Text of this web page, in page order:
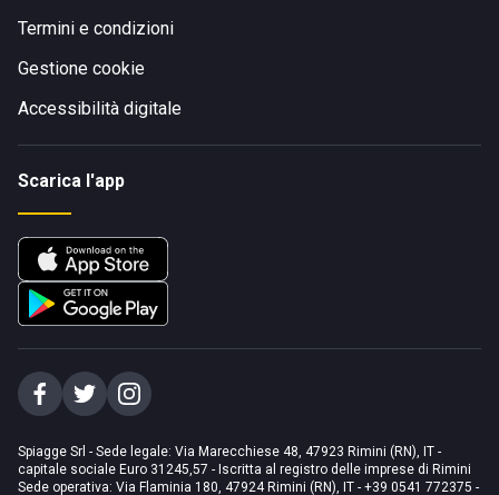
Termini e condizioni
Gestione cookie
Accessibilità digitale
Scarica l'app
Spiagge Srl - Sede legale: Via Marecchiese 48, 47923 Rimini (RN), IT -
capitale sociale Euro 31245,57 - Iscritta al registro delle imprese di Rimini
Sede operativa: Via Flaminia 180, 47924 Rimini (RN), IT - +39 0541 772375 -